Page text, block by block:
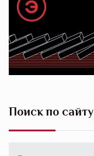
Поиск по сайту